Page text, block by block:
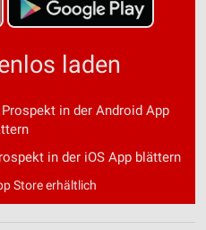
laden
in der Android App
in der iOS App blättern
Store erhältlich